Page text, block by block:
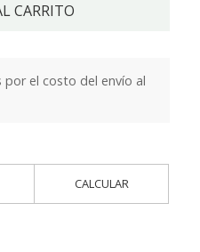
CARRITO
el costo del envío al
CALCULAR